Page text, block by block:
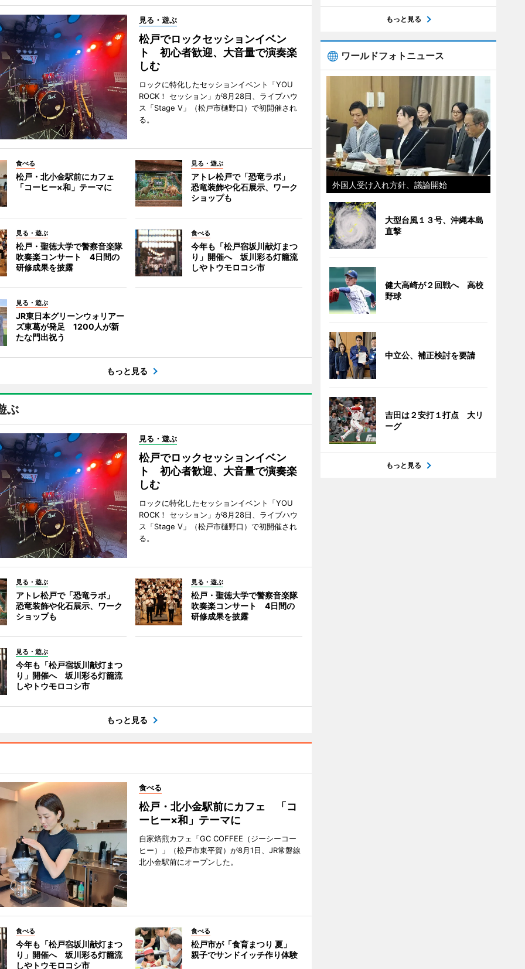
見る・遊ぶ
松戸でロックセッションイベン
ト 初心者歓迎、大音量で演奏楽
しむ
ロックに特化したセッションイベント「YOU
ROCK！ セッション」が8月28日、ライブハウ
ス「Stage V」（松戸市樋野口）で初開催され
る。
食べる
松戸・北小金駅前にカフェ
「コーヒー×和」テーマに
見る・遊ぶ
アトレ松戸で「恐竜ラボ」
恐竜装飾や化石展示、ワーク
ショップも
見る・遊ぶ
松戸・聖徳大学で警察音楽隊
吹奏楽コンサート 4日間の
研修成果を披露
食べる
今年も「松戸宿坂川献灯まつ
り」開催へ 坂川彩る灯籠流
しやトウモロコシ市
見る・遊ぶ
JR東日本グリーンウォリアー
ズ東葛が発足 1200人が新
たな門出祝う
もっと見る
ぶ
見る・遊ぶ
松戸でロックセッションイベン
ト 初心者歓迎、大音量で演奏楽
しむ
ロックに特化したセッションイベント「YOU
ROCK！ セッション」が8月28日、ライブハウ
ス「Stage V」（松戸市樋野口）で初開催され
る。
見る・遊ぶ
アトレ松戸で「恐竜ラボ」
恐竜装飾や化石展示、ワーク
ショップも
見る・遊ぶ
松戸・聖徳大学で警察音楽隊
吹奏楽コンサート 4日間の
研修成果を披露
見る・遊ぶ
今年も「松戸宿坂川献灯まつ
り」開催へ 坂川彩る灯籠流
しやトウモロコシ市
もっと見る
食べる
松戸・北小金駅前にカフェ 「コ
ーヒー×和」テーマに
自家焙煎カフェ「GC COFFEE（ジーシーコー
ヒー）」（松戸市東平賀）が8月1日、JR常磐線
北小金駅前にオープンした。
食べる
今年も「松戸宿坂川献灯まつ
り」開催へ 坂川彩る灯籠流
しやトウモロコシ市
食べる
松戸市が「食育まつり 夏」
親子でサンドイッチ作り体験
もっと見る
ワールドフォトニュース
外国人受け入れ方針、議論開始
大型台風１３号、沖縄本島
直撃
健大高崎が２回戦へ 高校
野球
中立公、補正検討を要請
吉田は２安打１打点 大リ
ーグ
もっと見る